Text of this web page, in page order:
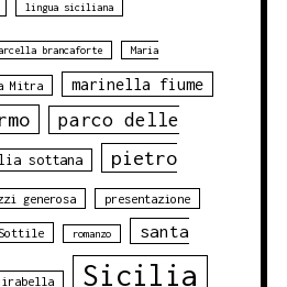
lingua siciliana
brancaforte Maria
Mitra marinella fiume
parco delle
sottana
pietro
generosa presentazione
romanzo santa
Sicilia